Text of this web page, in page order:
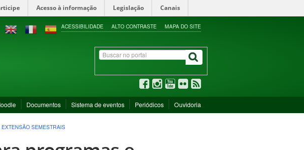
Acesso à informação Legislação Canais
ACESSIBILIDADE ALTO CONTRASTE MAPA DO SITE
Documentos Sistema de eventos Periódicos Ouvidoria
SEMESTRAIS